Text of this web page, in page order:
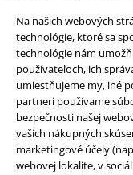
Na našich webových
technológie, ktoré sa
technológie nám
používateľoch, ich
umiestňujeme my, iné
partneri používame
bezpečnosti našej
vašich nákupných
marketingové účely
webovej lokalite, v
1
Oblečenie pre ženy